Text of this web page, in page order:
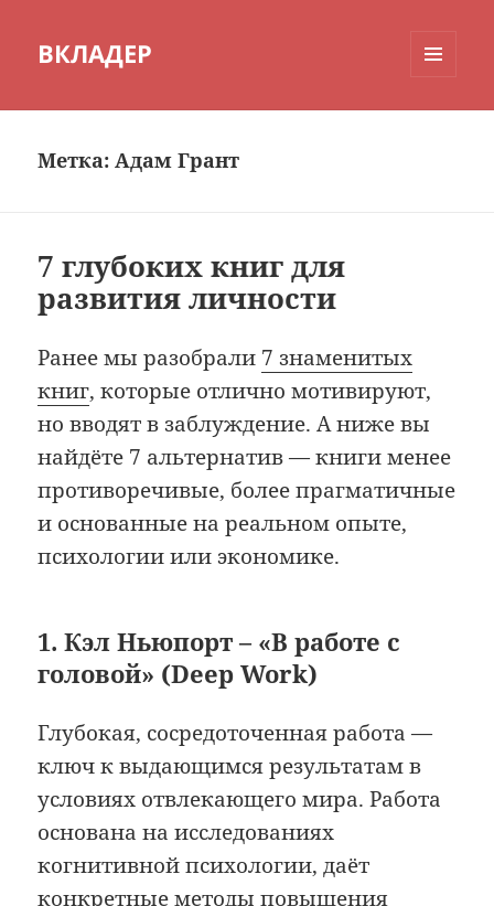
ВКЛАДЕР
Метка:Адам Грант
7 глубоких книг для
развития личности
Ранее мы разобрали 7 знаменитых
книг, которые отлично мотивируют,
но вводят в заблуждение. А ниже вы
найдёте 7 альтернатив — книги менее
противоречивые, более прагматичные
и основанные на реальном опыте,
психологии или экономике.
1. Кэл Ньюпорт – «В работе с
головой» (Deep Work)
Глубокая, сосредоточенная работа —
ключ к выдающимся результатам в
условиях отвлекающего мира. Работа
основана на исследованиях
когнитивной психологии, даёт
конкретные методы повышения